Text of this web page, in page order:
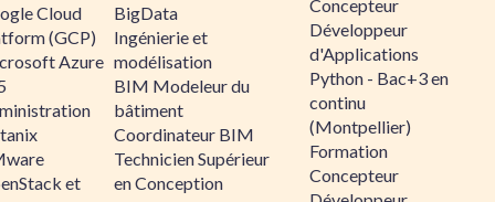
Cloud
(GCP)
Azure
et
BigData
Ingénierie et
modélisation
BIM Modeleur du
bâtiment
Coordinateur BIM
Technicien Supérieur
en Conception
Concepteur
Développeur
d'Applications
Python - Bac+3 en
continu
(Montpellier)
Formation
Concepteur